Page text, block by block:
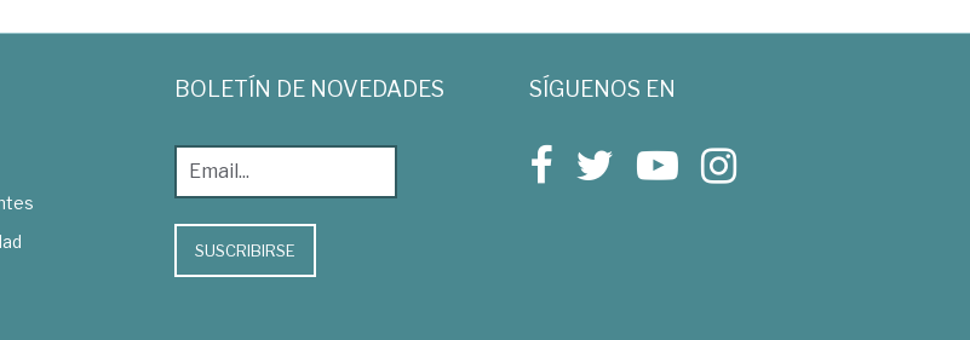
BOLETÍN DE NOVEDADES
SUSCRIBIRSE
SÍGUENOS EN